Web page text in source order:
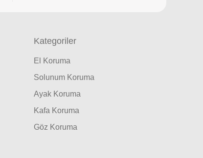
Kategoriler
El Koruma
Solunum Koruma
Ayak Koruma
Kafa Koruma
Göz Koruma